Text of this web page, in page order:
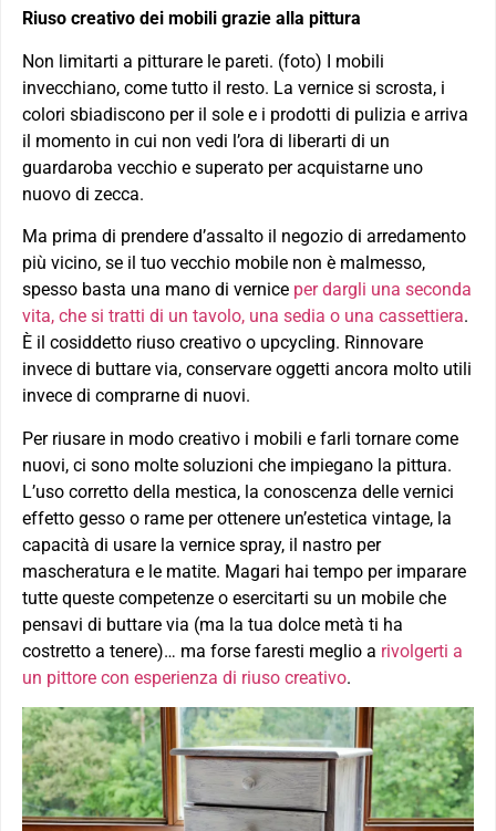
Riuso creativo dei mobili grazie alla pittura
Non limitarti a pitturare le pareti. (foto) I mobili
invecchiano, come tutto il resto. La vernice si scrosta, i
colori sbiadiscono per il sole e i prodotti di pulizia e arriva
il momento in cui non vedi l’ora di liberarti di un
guardaroba vecchio e superato per acquistarne uno
nuovo di zecca.
Ma prima di prendere d’assalto il negozio di arredamento
più vicino, se il tuo vecchio mobile non è malmesso,
spesso basta una mano di vernice per dargli una seconda
vita, che si tratti di un tavolo, una sedia o una cassettiera.
È il cosiddetto riuso creativo o upcycling. Rinnovare
invece di buttare via, conservare oggetti ancora molto utili
invece di comprarne di nuovi.
Per riusare in modo creativo i mobili e farli tornare come
nuovi, ci sono molte soluzioni che impiegano la pittura.
L’uso corretto della mestica, la conoscenza delle vernici
effetto gesso o rame per ottenere un’estetica vintage, la
capacità di usare la vernice spray, il nastro per
mascheratura e le matite. Magari hai tempo per imparare
tutte queste competenze o esercitarti su un mobile che
pensavi di buttare via (ma la tua dolce metà ti ha
costretto a tenere)… ma forse faresti meglio a rivolgerti a
un pittore con esperienza di riuso creativo.